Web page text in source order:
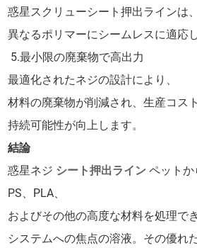
惑星スクリューシート押出ラインは、
異なるポリマーにシームレスに適応
5.最小限の廃棄物で高出力
最適化されたネジの設計により、
材料の廃棄物が削減され、生産コス
持続可能性が向上します。
結論
惑星ネジ シート押出ライン ペットか
PS、PLA、
およびその他の高度な材料を処理で
システムへの焦点の溶液。その優れ